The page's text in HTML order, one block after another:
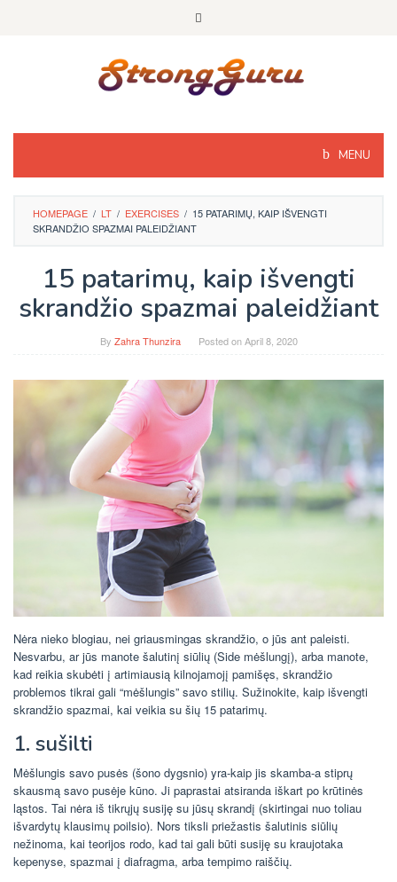
MENU
HOMEPAGE / LT / EXERCISES / 15 PATARIMŲ, KAIP IŠVENGTI
SKRANDŽIO SPAZMAI PALEIDŽIANT
15 patarimų, kaip išvengti
skrandžio spazmai paleidžiant
By Zahra Thunzira Posted onApril 8, 2020
Nėra nieko blogiau, nei griausmingas skrandžio, o jūs ant paleisti.
Nesvarbu, ar jūs manote šalutinį siūlių (Side mėšlungį), arba manote,
kad reikia skubėti į artimiausią kilnojamojį pamišęs, skrandžio
problemos tikrai gali “mėšlungis” savo stilių. Sužinokite, kaip išvengti
skrandžio spazmai, kai veikia su šių 15 patarimų.
1. sušilti
Mėšlungis savo pusės (šono dygsnio) yra-kaip jis skamba-a stiprų
skausmą savo pusėje kūno. Ji paprastai atsiranda iškart po krūtinės
ląstos. Tai nėra iš tikrųjų susiję su jūsų skrandį (skirtingai nuo toliau
išvardytų klausimų poilsio). Nors tiksli priežastis šalutinis siūlių
nežinoma, kai teorijos rodo, kad tai gali būti susiję su kraujotaka
kepenyse, spazmai į diafragma, arba tempimo raiščių.